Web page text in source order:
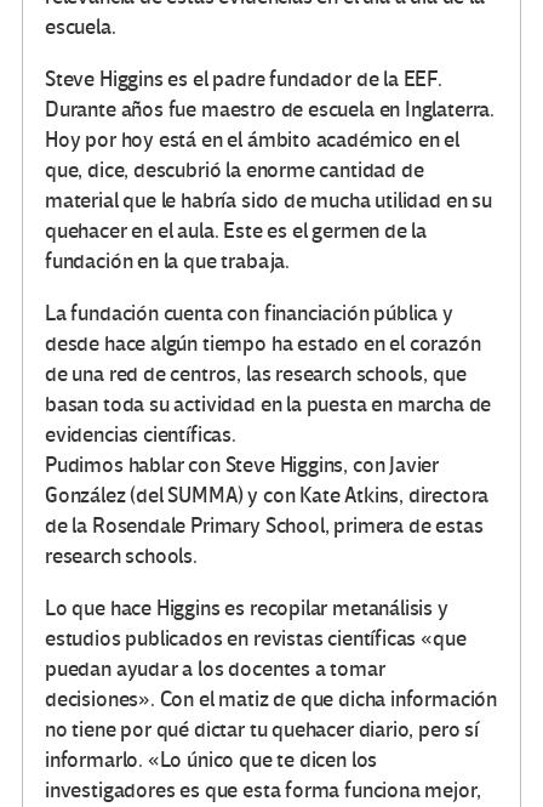
escuela.
Steve Higgins es el padre fundador de la EEF.
Durante años fue maestro de escuela en Inglaterra.
Hoy por hoy está en el ámbito académico en el
que, dice, descubrió la enorme cantidad de
material que le habría sido de mucha utilidad en su
quehacer en el aula. Este es el germen de la
fundación en la que trabaja.
La fundación cuenta con financiación pública y
desde hace algún tiempo ha estado en el corazón
de una red de centros, las research schools, que
basan toda su actividad en la puesta en marcha de
evidencias científicas.
Pudimos hablar con Steve Higgins, con Javier
González (del SUMMA) y con Kate Atkins, directora
de la Rosendale Primary School, primera de estas
research schools.
Lo que hace Higgins es recopilar metanálisis y
estudios publicados en revistas científicas «que
puedan ayudar a los docentes a tomar
decisiones». Con el matiz de que dicha información
no tiene por qué dictar tu quehacer diario, pero sí
informarlo. «Lo único que te dicen los
investigadores es que esta forma funciona mejor,